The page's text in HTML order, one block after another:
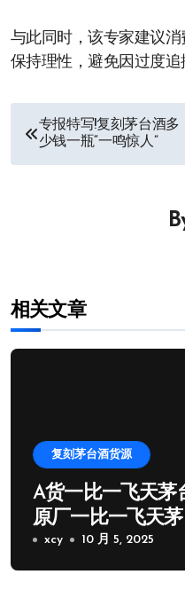
与此同时，该专家建议
保持理性，避免因过度追
文
章
专报特写!复刻茅台酒多
少钱一瓶“一鸣惊人”
相关文章
复刻茅台酒货源
A货一比一飞天茅
原厂一比一飞天
xcy 10 月 5, 2025